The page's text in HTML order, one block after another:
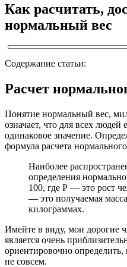
Как расчитать,
нормальный вес
Содержание статьи:
Расчет
Понятие нормальный вес,
означает, что для всех людей
одинаковое значение.
формула расчета
Наиболее
определения
100, где Р — это рост
— это получаемая
килограммах.
Имейте в виду, мои дорогие
является очень
ориентировочно
не совсем.